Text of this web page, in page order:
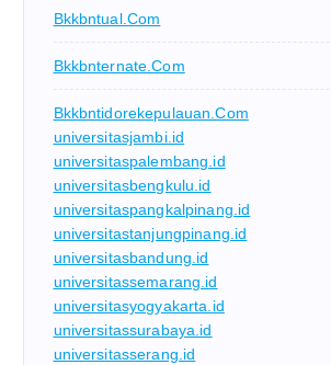
Bkkbntual.com
Bkkbnternate.com
Bkkbntidorekepulauan.com
universitasjambi.id
universitaspalembang.id
universitasbengkulu.id
universitaspangkalpinang.id
universitastanjungpinang.id
universitasbandung.id
universitassemarang.id
universitasyogyakarta.id
universitassurabaya.id
universitasserang.id